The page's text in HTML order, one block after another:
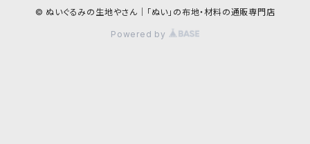
© ぬいぐるみの生地やさん｜「ぬい」の布地・材料の通販専門店
Powered by